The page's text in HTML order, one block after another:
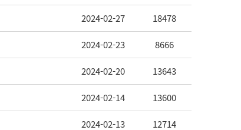
2024-02-27 18478
2024-02-23 8666
2024-02-20 13643
2024-02-14 13600
2024-02-13 12714